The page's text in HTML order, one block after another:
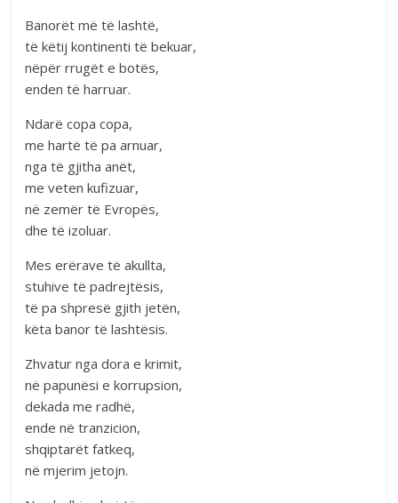
Banorët më të lashtë,
të këtij kontinenti të bekuar,
nëpër rrugët e botës,
enden të harruar.
Ndarë copa copa,
me hartë të pa arnuar,
nga të gjitha anët,
me veten kufizuar,
në zemër të Evropës,
dhe të izoluar.
Mes erërave të akullta,
stuhive të padrejtësis,
të pa shpresë gjith jetën,
këta banor të lashtësis.
Zhvatur nga dora e krimit,
në papunësi e korrupsion,
dekada me radhë,
ende në tranzicion,
shqiptarët fatkeq,
në mjerim jetojn.